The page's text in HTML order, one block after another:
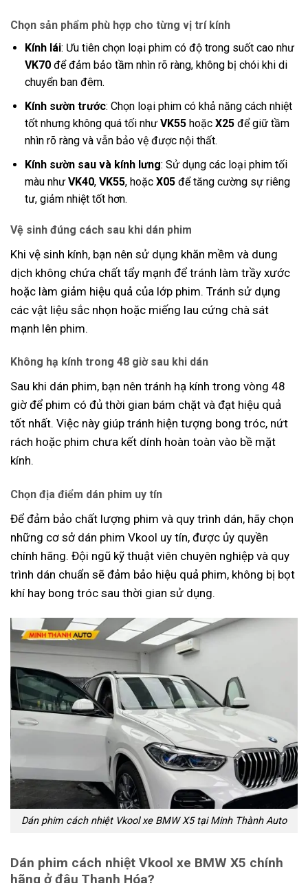
Chọn sản phẩm phù hợp cho từng vị trí kính
Kính lái: Ưu tiên chọn loại phim có độ trong suốt cao như
VK70để đảm bảo tầm nhìn rõ ràng, không bị chói khi di
chuyển ban đêm.
Kính sườn trước: Chọn loại phim có khả năng cách nhiệt
tốt nhưng không quá tối như VK55hoặc X25để giữ tầm
nhìn rõ ràng và vẫn bảo vệ được nội thất.
Kính sườn sau và kính lưng: Sử dụng các loại phim tối
màu như VK40, VK55, hoặc X05để tăng cường sự riêng
tư, giảm nhiệt tốt hơn.
Vệ sinh đúng cách sau khi dán phim
Khi vệ sinh kính, bạn nên sử dụng khăn mềm và dung
dịch không chứa chất tẩy mạnh để tránh làm trầy xước
hoặc làm giảm hiệu quả của lớp phim. Tránh sử dụng
các vật liệu sắc nhọn hoặc miếng lau cứng chà sát
mạnh lên phim.
Không hạ kính trong 48 giờ sau khi dán
Sau khi dán phim, bạn nên tránh hạ kính trong vòng 48
giờ để phim có đủ thời gian bám chặt và đạt hiệu quả
tốt nhất. Việc này giúp tránh hiện tượng bong tróc, nứt
rách hoặc phim chưa kết dính hoàn toàn vào bề mặt
kính.
Chọn địa điểm dán phim uy tín
Để đảm bảo chất lượng phim và quy trình dán, hãy chọn
những cơ sở dán phim Vkool uy tín, được ủy quyền
chính hãng. Đội ngũ kỹ thuật viên chuyên nghiệp và quy
trình dán chuẩn sẽ đảm bảo hiệu quả phim, không bị bọt
khí hay bong tróc sau thời gian sử dụng.
Dán phim cách nhiệt Vkool xe BMW X5 tại Minh Thành Auto
Dán phim cách nhiệt Vkool xe BMW X5 chính
hãng ở đâu Thanh Hóa?